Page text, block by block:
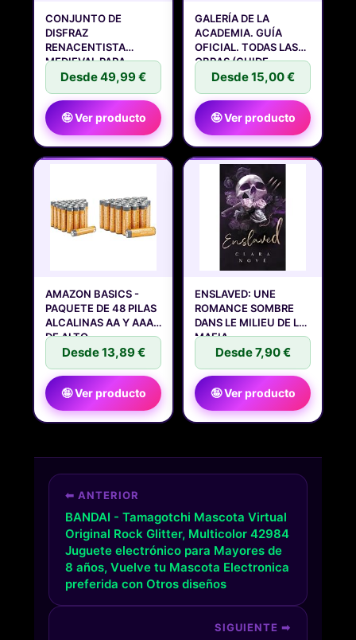
CONJUNTO DE
DISFRAZ
RENACENTISTA
MEDIEVAL PARA
HOMBRE, DISFRAZ
Desde 49,99 €
🤪 Ver producto
GALERÍA DE LA
ACADEMIA. GUÍA
OFICIAL. TODAS LAS
OBRAS (GUIDE
Desde 15,00 €
🤪 Ver producto
AMAZON BASICS -
PAQUETE DE 48 PILAS
ALCALINAS AA Y AAA
DE ALTO
Desde 13,89 €
🤪 Ver producto
ENSLAVED: UNE
ROMANCE SOMBRE
DANS LE MILIEU DE LA
MAFIA
Desde 7,90 €
🤪 Ver producto
⬅ ANTERIOR
BANDAI - Tamagotchi Mascota Virtual
Original Rock Glitter, Multicolor 42984
Juguete electrónico para Mayores de
8 años, Vuelve tu Mascota Electronica
preferida con Otros diseños
SIGUIENTE ➡